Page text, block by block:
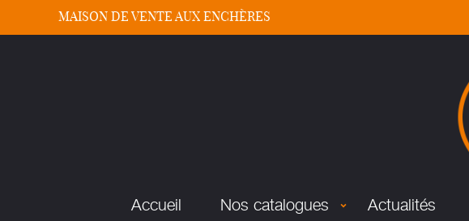
MAISON DE VENTE AUX ENCHÈRES
Accueil Nos catalogues Actualités